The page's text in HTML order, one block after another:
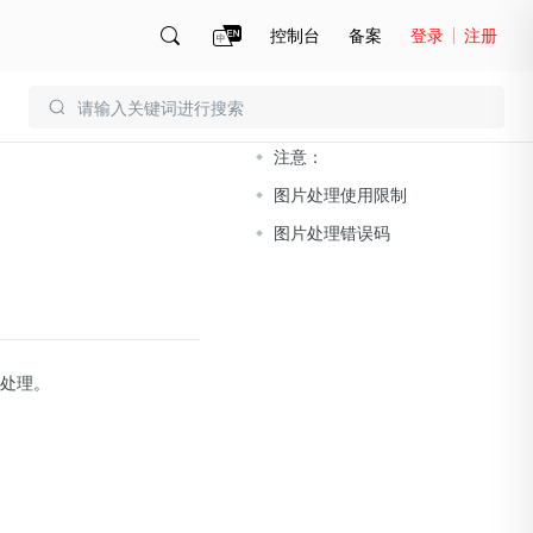
控制台 备案 登录 注册
理。
注意：
图片处理使用限制
图片处理错误码